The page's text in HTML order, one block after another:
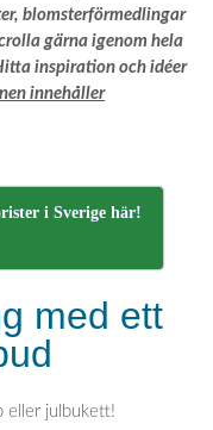
blomsterförmedlingar
gärna igenom hela
inspiration och idéer
innehåller
i Sverige här!
med ett
eller julbukett!